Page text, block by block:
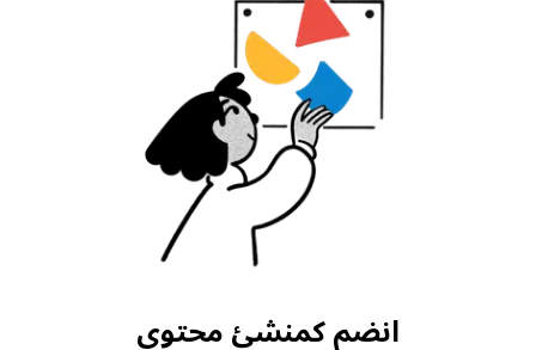
انضم كمنشئ محتوى